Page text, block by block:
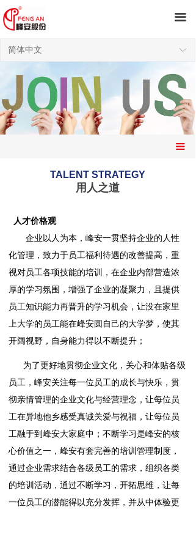
끀
ꀅ
简体中文
끀
TALENT STRATEGY
用人之道
人才价格观
企业以人为本，峰安一贯坚持企业的人性
化管理，致力于员工福利待遇的改善提高，重
视对员工各项技能的培训，在企业内部营造浓
厚的学习氛围，增强了企业的凝聚力，且提供
员工知识能力再晋升的学习机会，让没在家里
上大学的员工能在峰安圆自己的大学梦，使其
开阔视野，自身能力得以不断提升；
为了更好地贯彻企业文化，关心和体贴各级
员工，峰安关注每一位员工的成长与快乐，贯
彻亲情管理的企业文化与经营理念，让每位员
工在异地他乡感受真诚关爱与祝福，让每位员
工融于到峰安大家庭中；不断学习是峰安的核
心价值之一，峰安有套完善的培训管理制度，
通过企业需求结合各级员工的需求，组织各类
的培训活动，通过不断学习，开拓思维，让每
一位员工的潜能得以充分发挥，并从中体验更